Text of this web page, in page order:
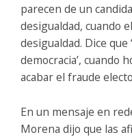
parecen de un
desigualdad, cuando
desigualdad. Dice
democracia’, cuando
acabar el fraude
En un mensaje en
Morena dijo que las